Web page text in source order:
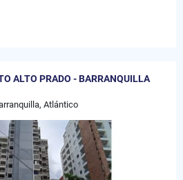
ALTO PRADO - BARRANQUILLA
Atlántico